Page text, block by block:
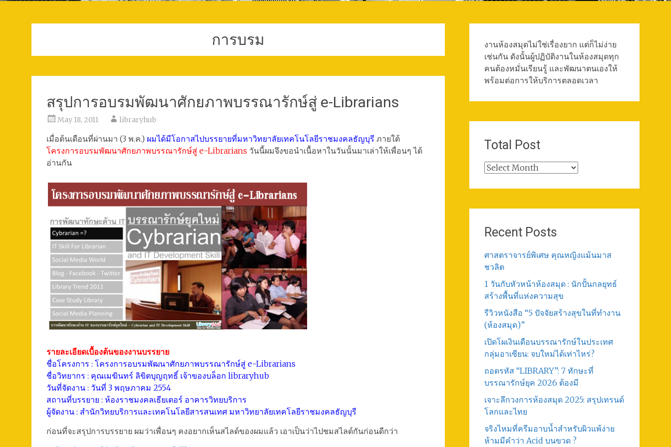
การบรม
สรุปการอบรมพัฒนาศักยภาพบรรณารักษ์สู่ e-Librarians
May 18, 2011 libraryhub
เมื่อต้นเดือนที่ผ่านมา (3 พ.ค.) ผมได้มีโอกาสไปบรรยายที่มหาวิทยาลัยเทคโนโลยีราชมงคลธัญบุรี ภายใต้
โครงการอบรมพัฒนาศักยภาพบรรณารักษ์สู่ e-Librarians วันนี้ผมจึงขอนำเนื้อหาในวันนั้นมาเล่าให้เพื่อนๆ ได้
อ่านกัน
รายละเอียดเบื้องต้นของงานบรรยาย
ชื่อโครงการ : โครงการอบรมพัฒนาศักยภาพบรรณารักษ์สู่ e-Librarians
ชื่อวิทยากร : คุณเมฆินทร์ ลิขิตบุญฤทธิ์ เจ้าของบล็อก libraryhub
วันที่จัดงาน : วันที่ 3 พฤษภาคม 2554
สถานที่บรรยาย : ห้องราชมงคลเธียเตอร์ อาคารวิทยบริการ
ผู้จัดงาน : สำนักวิทยบริการและเทคโนโลยีสารสนเทศ มหาวิทยาลัยเทคโลยีราชมงคลธัญบุรี
ก่อนที่จะสรุปการบรรยาย ผมว่าเพื่อนๆ คงอยากเห็นสไลด์ของผมแล้ว เอาเป็นว่าไปชมสไลด์กันก่อนดีกว่า
งานห้องสมุดไม่ใช่เรื่องยาก แต่ก็ไม่ง่าย
เช่นกัน ดังนั้นผู้ปฏิบัติงานในห้องสมุดทุก
คนต้องหมั่นเรียนรู้ และพัฒนาตนเองให้
พร้อมต่อการให้บริการตลอดเวลา
Total Post
Total
Recent Posts
ศาสตราจารย์พิเศษ คุณหญิงแม้นมาส
ชวลิต
1 วันกับหัวหน้าห้องสมุด : นักปั้นกลยุทธ์
สร้างพื้นที่แห่งความสุข
รีวิวหนังสือ “5 ปัจจัยสร้างสุขในที่ทำงาน
(ห้องสมุด)”
เปิดโผเงินเดือนบรรณารักษ์ในประเทศ
กลุ่มอาเซียน: จบใหม่ได้เท่าไหร่?
ถอดรหัส “LIBRARY”: 7 ทักษะที่
บรรณารักษ์ยุค 2026 ต้องมี
เจาะลึกวงการห้องสมุด 2025: สรุปเทรนด์
โลกและไทย
จริงไหมที่ครีมอาบน้ำสำหรับผิวแพ้ง่าย
ห้ามมีคำว่า Acid บนขวด ?